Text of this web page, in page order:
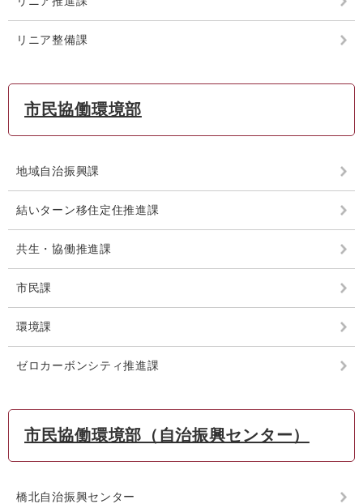
リニア整備課
市民協働環境部
地域自治振興課
結いターン移住定住推進課
共生・協働推進課
市民課
環境課
ゼロカーボンシティ推進課
市民協働環境部（自治振興センター）
橋北自治振興センター